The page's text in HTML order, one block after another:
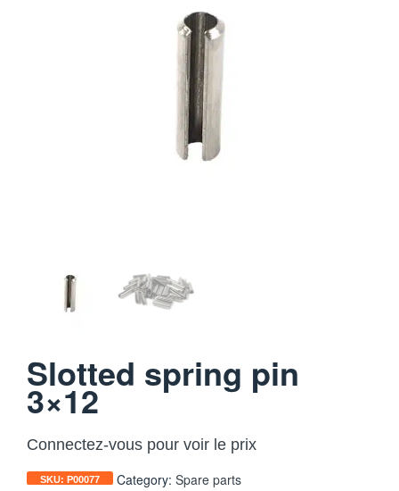
Slotted spring pin
3×12
Connectez-vous pour voir le prix
SKU: P00077 Category: Spare parts